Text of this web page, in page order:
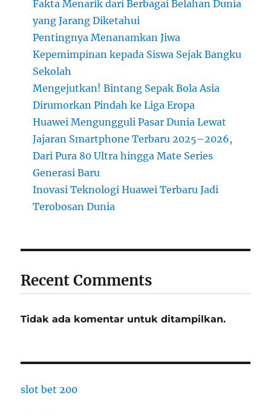
Fakta Menarik dari Berbagai Belahan Dunia
yang Jarang Diketahui
Pentingnya Menanamkan Jiwa
Kepemimpinan kepada Siswa Sejak Bangku
Sekolah
Mengejutkan! Bintang Sepak Bola Asia
Dirumorkan Pindah ke Liga Eropa
Huawei Mengungguli Pasar Dunia Lewat
Jajaran Smartphone Terbaru 2025–2026,
Dari Pura 80 Ultra hingga Mate Series
Generasi Baru
Inovasi Teknologi Huawei Terbaru Jadi
Terobosan Dunia
Recent Comments
Tidak ada komentar untuk ditampilkan.
slot bet 200